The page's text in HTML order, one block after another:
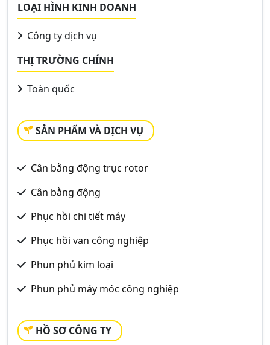
LOẠI HÌNH KINH DOANH
Công ty dịch vụ
THỊ TRƯỜNG CHÍNH
Toàn quốc
SẢN PHẨM VÀ DỊCH VỤ
Cân bằng động trục rotor
Cân bằng động
Phục hồi chi tiết máy
Phục hồi van công nghiệp
Phun phủ kim loại
Phun phủ máy móc công nghiệp
HỒ SƠ CÔNG TY